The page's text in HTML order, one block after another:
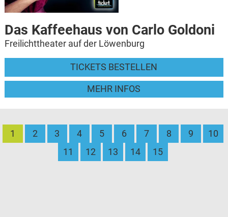
Das Kaffeehaus von Carlo Goldoni
Freilichttheater auf der Löwenburg
TICKETS BESTELLEN
MEHR INFOS
1 2 3 4 5 6 7 8 9
10
11
12 13 14 15